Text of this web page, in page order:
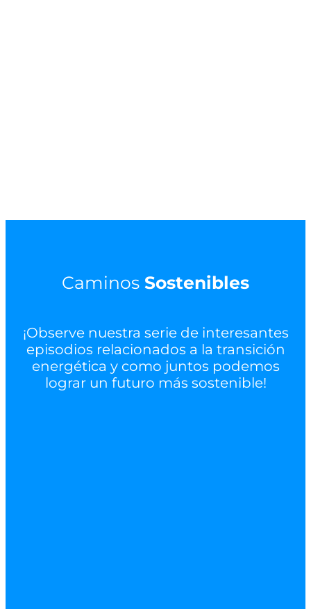
Caminos Sostenibles
¡Observe nuestra serie de interesantes
episodios relacionados a la transición
energética y como juntos podemos
lograr un futuro más sostenible!